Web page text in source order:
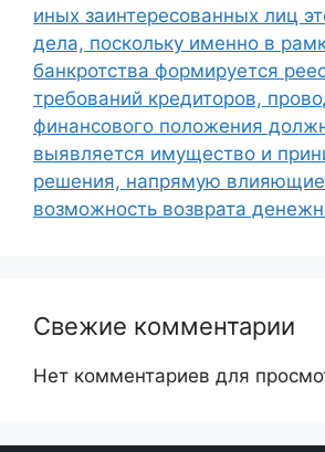
иных заинтересованных лиц
дела, поскольку именно в
банкротства формируется
требований кредиторов,
финансового положения
выявляется имущество и
решения, напрямую
возможность возврата
Свежие комментарии
Нет комментариев для